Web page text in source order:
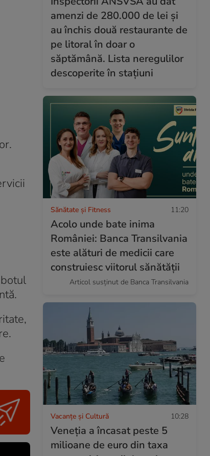
amenzi de 280.000 de lei și
au închis două restaurante de
pe litoral în doar o
săptămână. Lista neregulilor
descoperite în stațiuni
Sănătate și Fitness 11:20
Acolo unde bate inima
României: Banca Transilvania
este alături de medicii care
construiesc viitorul sănătății
Articol susținut de Banca Transilvania
Vacanțe și Cultură 10:28
Veneția a încasat peste 5
milioane de euro din taxa